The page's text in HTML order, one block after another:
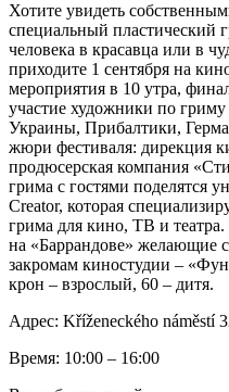
Хотите увидеть
специальный пластический
человека в красавца или в
приходите 1 сентября на
мероприятия в 10 утра,
участие художники по
Украины, Прибалтики,
жюри фестиваля: дирекция
продюсерская компания
грима с гостями поделятся
Creator, которая
грима для кино, ТВ и
на «Баррандове» желающие
закромам киностудии –
крон – взрослый, 60 – дитя.
Адрес: Kříženeckého náměstí
Время: 10:00 – 16:00